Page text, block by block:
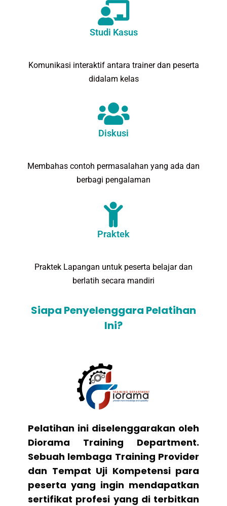
Studi Kasus
Komunikasi interaktif antara trainer dan peserta
didalam kelas
Diskusi
Membahas contoh permasalahan yang ada dan
berbagi pengalaman
Praktek
Praktek Lapangan untuk peserta belajar dan
berlatih secara mandiri
Siapa Penyelenggara Pelatihan
Ini?
Pelatihan ini diselenggarakan oleh
Diorama Training Department.
Sebuah lembaga Training Provider
dan Tempat Uji Kompetensi para
peserta yang ingin mendapatkan
sertifikat profesi yang di terbitkan